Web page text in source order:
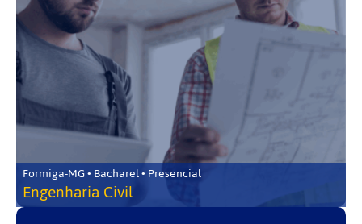
Formiga-MG • Bacharel • Presencial
Engenharia Civil